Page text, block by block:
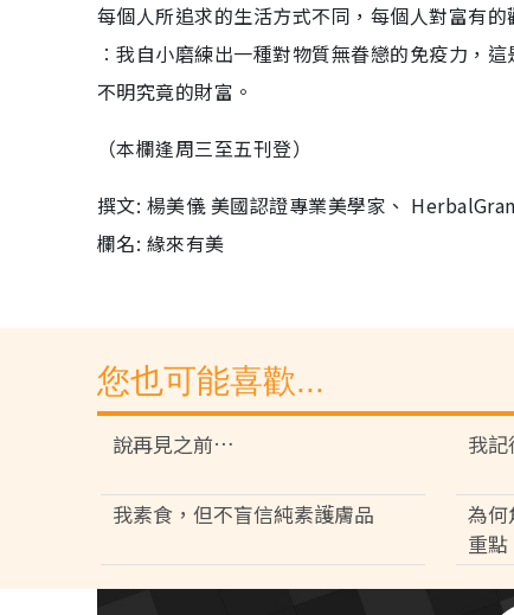
每個人所追求的生活方式不同，每個人對富有
︰我自小磨練出一種對物質無眷戀的免疫力，
不明究竟的財富。
（本欄逢周三至五刊登）
撰文: 楊美儀 美國認證專業美學家、
欄名: 緣來有美
您也可能喜歡...
說再見之前… 我
我素食，但不盲信純素護膚品
為何
重點